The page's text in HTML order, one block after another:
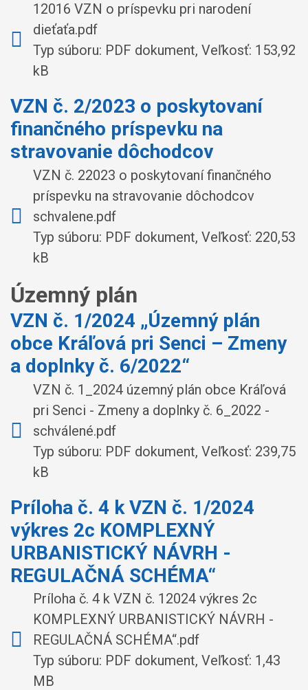
12016 VZN o príspevku pri narodení
dieťaťa.pdf
Typ súboru: PDF dokument, Veľkosť: 153,92
kB
VZN č. 2/2023 o poskytovaní
finančného príspevku na
stravovanie dôchodcov
VZN č. 22023 o poskytovaní finančného
príspevku na stravovanie dôchodcov
schvalene.pdf
Typ súboru: PDF dokument, Veľkosť: 220,53
kB
Územný plán
VZN č. 1/2024 „Územný plán
obce Kráľová pri Senci – Zmeny
a doplnky č. 6/2022“
VZN č. 1_2024 územný plán obce Kráľová
pri Senci - Zmeny a doplnky č. 6_2022 -
schválené.pdf
Typ súboru: PDF dokument, Veľkosť: 239,75
kB
Príloha č. 4 k VZN č. 1/2024
výkres 2c KOMPLEXNÝ
URBANISTICKÝ NÁVRH -
REGULAČNÁ SCHÉMA“
Príloha č. 4 k VZN č. 12024 výkres 2c
KOMPLEXNÝ URBANISTICKÝ NÁVRH -
REGULAČNÁ SCHÉMA“.pdf
Typ súboru: PDF dokument, Veľkosť: 1,43
MB